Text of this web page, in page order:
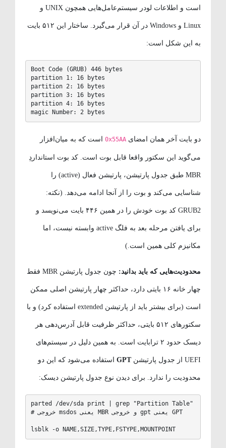
است و اطلاعات لودر سیستم‌عامل‌هایی همچون UNIX و
Linux و Windows در آن قرار می‌گیرد. ساختار این ۵۱۲ بایت
به این شکل است:
Boot Code (GRUB) 446 bytes
partition 1: 16 bytes
partition 2: 16 bytes
partition 3: 16 bytes
partition 4: 16 bytes
magic Number: 2 bytes
دو بایت آخر همان امضای 0x55AA است که به میان‌افزار
می‌گوید این سکتور واقعا قابل بوت است. کد بوت استانداردِ
MBR طبق جدول پارتیشن، پارتیشن فعال (active) را
شناسایی می‌کند و بوت را از آنجا ادامه می‌دهد. (نکته:
GRUB2 کد بوت خودش را در همین ۴۴۶ بایت می‌نویسد و
برای یافتن مرحله بعد به فلگ active وابسته نیست، اما
مکانیزم کلی همین است.)
محدودیت‌هایی که باید بدانید: چون جدول پارتیشن MBR فقط
چهار خانه ۱۶ بایتی دارد، حداکثر چهار پارتیشن اصلی ممکن
است (برای بیشتر باید از پارتیشن extended استفاده کرد) و با
سکتورهای ۵۱۲ بایتی، حداکثر ظرفیت قابل آدرس‌دهی هر
دیسک حدود ۲ ترابایت است. به همین دلیل در سیستم‌های
UEFI از جدول پارتیشن GPT استفاده می‌شود که این دو
محدودیت را ندارد. برای دیدن نوع جدول پارتیشن دیسک:
parted /dev/sda print | grep "Partition Table"
# خروجی msdos یعنی MBR و خروجی gpt یعنی GPT
lsblk -o NAME,SIZE,TYPE,FSTYPE,MOUNTPOINT